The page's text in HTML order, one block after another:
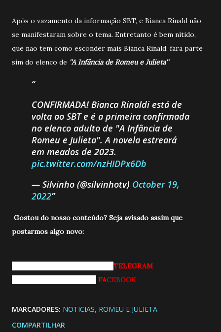
Após o vazamento da informação SBT, e Bianca Rinald não
se manifestaram sobre o tema. Entretanto é bem nítido,
que não tem como esconder mais Bianca Rinald, fara parte
sim do elenco de ''A Infância de Romeu e Julieta''
CONFIRMADA! Bianca Rinaldi está de
volta ao SBT e é a primeira confirmada
no elenco adulto de "A Infância de
Romeu e Julieta". A novela estreará
em meados de 2023.
pic.twitter.com/nzHIDPx6Db
— Silvinho (@silvinhotv) October 19,
2022
Gostou do nosso conteúdo? Seja avisado assim que
postarmos algo novo:
TELEGRAM
FACEBOOK
MARCADORES: NOTICIAS ROMEU E JULIETA
COMPARTILHAR